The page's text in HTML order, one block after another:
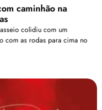
caminhão na
colidiu com um
com as rodas para cima no